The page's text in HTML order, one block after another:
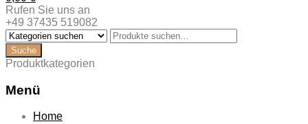
Rufen Sie uns an
+49 37435 519082
Produktkategorien
Menü
Zum
Home